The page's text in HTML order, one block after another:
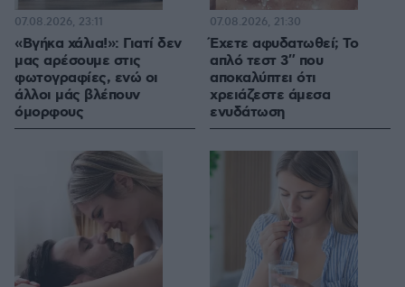
«Βγήκα χάλια!»: Γιατί δεν
μας αρέσουμε στις
φωτογραφίες, ενώ οι
άλλοι μάς βλέπουν
όμορφους
07.08.2026, 23:11
Έχετε αφυδατωθεί; Το
απλό τεστ 3″ που
αποκαλύπτει ότι
χρειάζεστε άμεσα
ενυδάτωση
07.08.2026, 21:30